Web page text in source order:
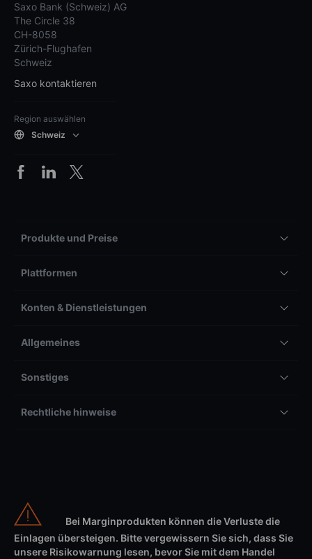
Saxo Bank (Schweiz) AG
The Circle 38
CH-8058
Zürich-Flughafen
Schweiz
Saxo kontaktieren
Region auswählen
Schweiz
Produkte und Preise
Plattformen
Konten & Dienstleistungen
Allgemeines
Sonstiges
Rechtliche hinweise
Bei Marginprodukten können die Verluste die
Einlagen übersteigen. Bitte vergewissern Sie sich, dass Sie
unsere Risikowarnung lesen, bevor Sie mit dem Handel